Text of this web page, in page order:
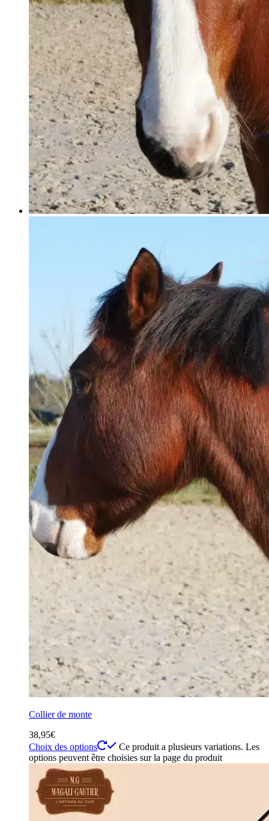
Collier de monte
38,95€
Choix des options
Ce produit a plusieurs variations. Les
options peuvent être choisies sur la page du produit